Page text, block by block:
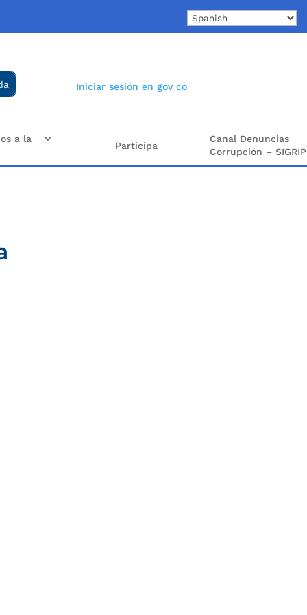
Iniciar sesión en gov co
a la
Participa
Canal Denuncias
Corrupción – SIGRIP